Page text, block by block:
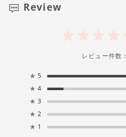
Review
レビュー件数：
★ 5
★ 4
★ 3
★ 2
★ 1